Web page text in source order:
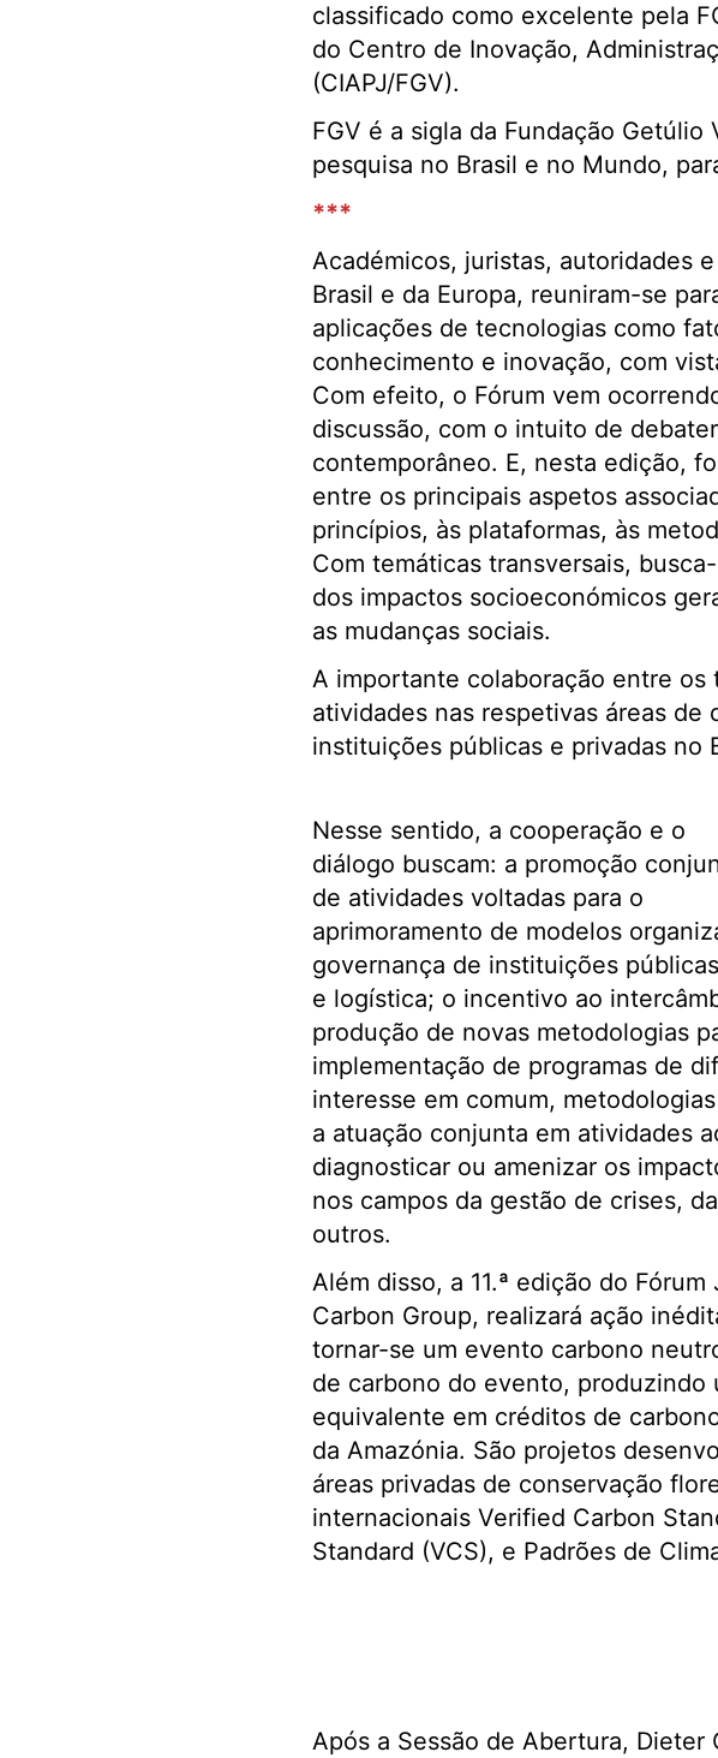
classificado como excelente pela
do Centro de Inovação,
(CIAPJ/FGV).
FGV é a sigla da Fundação
pesquisa no Brasil e no Mundo,
***
Académicos, juristas, autoridades
Brasil e da Europa, reuniram-se
aplicações de tecnologias como
conhecimento e inovação, com
Com efeito, o Fórum vem
discussão, com o intuito de
contemporâneo. E, nesta edição,
entre os principais aspetos
princípios, às plataformas, às
Com temáticas transversais,
dos impactos socioeconómicos
as mudanças sociais.
A importante colaboração entre
atividades nas respetivas áreas
instituições públicas e privadas no
Nesse sentido, a cooperação e o
diálogo buscam: a promoção
de atividades voltadas para o
aprimoramento de modelos
governança de instituições
e logística; o incentivo ao
produção de novas metodologias
implementação de programas de
interesse em comum,
a atuação conjunta em atividades
diagnosticar ou amenizar os
nos campos da gestão de crises,
outros.
Além disso, a 11.ª edição do
Carbon Group, realizará ação
tornar-se um evento carbono
de carbono do evento, produzindo
equivalente em créditos de
da Amazónia. São projetos
áreas privadas de conservação
internacionais Verified Carbon
Standard (VCS), e Padrões de
Após a Sessão de Abertura,